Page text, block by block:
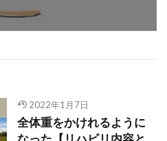
2022年1月7日
全体重をかけれるように